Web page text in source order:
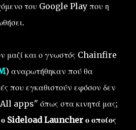
του Google Play που η
μαζί και ο γνωστός Chainfire
) αναρωτήθηκαν πού θα
που εγκαθιστούν εφόσον δεν
apps" όπως στα κινητά μας;
Sideload Launcher ο οποίος